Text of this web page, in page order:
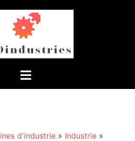
d'industrie » Industrie »